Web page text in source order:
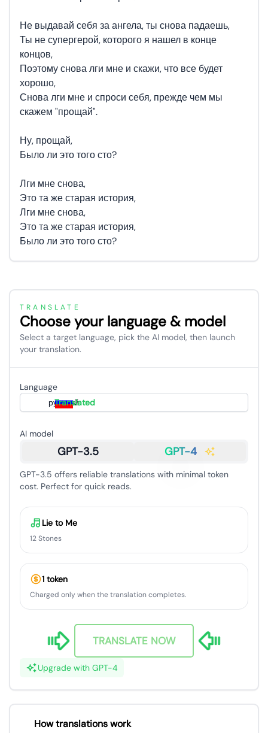
Не выдавай себя за ангела, ты снова падаешь,
Ты не супергерой, которого я нашел в конце
концов,
Поэтому снова лги мне и скажи, что все будет
хорошо,
Снова лги мне и спроси себя, прежде чем мы
скажем "прощай".
Ну, прощай,
Было ли это того сто?
Лги мне снова,
Это та же старая история,
Лги мне снова,
Это та же старая история,
Было ли это того сто?
TRANSLATE
Choose your language & model
Select a target language, pick the AI model, then launch
your translation.
Language
русский
Translated
AI model
GPT-3.5 GPT-4
GPT-3.5 offers reliable translations with minimal token
cost. Perfect for quick reads.
Lie to Me
12 Stones
1 token
Charged only when the translation completes.
TRANSLATE NOW
Upgrade with GPT-4
How translations work